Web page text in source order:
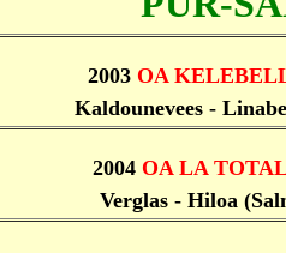
2003 OA
Kaldounevees -
2004 OA LA
Verglas - Hiloa